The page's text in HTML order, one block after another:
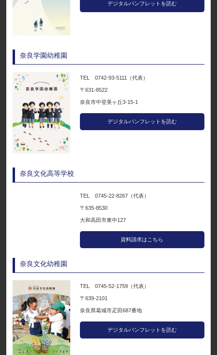
デジタルパンフレットを読む
奈良学園幼稚園
TEL 0742-93-5111（代表）
〒631-8522
奈良市中登美ヶ丘3-15-1
デジタルパンフレットを読む
奈良文化高等学校
TEL 0745-22-8267（代表）
〒635-8530
大和高田市東中127
資料請求はこちら
奈良文化幼稚園
TEL 0745-52-1759（代表）
〒639-2101
奈良県葛城市疋田687番地
デジタルパンフレットを読む